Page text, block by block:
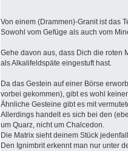
Von einem (Drammen)-Granit ist das
Sowohl vom Gefüge als auch vom
Gehe davon aus, dass Dich die roten
als Alkalifeldspäte eingestuft hast.
Da das Gestein auf einer Börse
vorbei gekommen), gibt es wohl
Ähnliche Gesteine gibt es mit
Allerdings handelt es sich bei den
um Quarz, nicht um Chalcedon.
Die Matrix sieht deinem Stück
Den Ignimbrit erkennt man nur unter